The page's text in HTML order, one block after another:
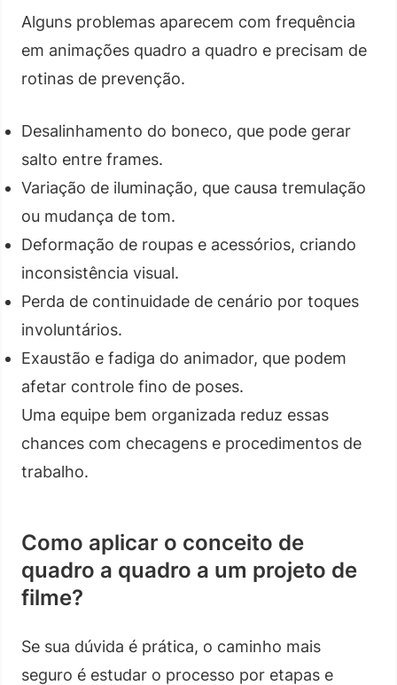
Alguns problemas aparecem com frequência
em animações quadro a quadro e precisam de
rotinas de prevenção.
Desalinhamento do boneco, que pode gerar
salto entre frames.
Variação de iluminação, que causa tremulação
ou mudança de tom.
Deformação de roupas e acessórios, criando
inconsistência visual.
Perda de continuidade de cenário por toques
involuntários.
Exaustão e fadiga do animador, que podem
afetar controle fino de poses.
Uma equipe bem organizada reduz essas
chances com checagens e procedimentos de
trabalho.
Como aplicar o conceito de
quadro a quadro a um projeto de
filme?
Se sua dúvida é prática, o caminho mais
seguro é estudar o processo por etapas e